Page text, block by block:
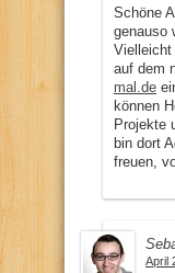
Schöne
genauso
Vielleicht
auf dem
mal.de
können
Projekte
bin dort
freuen,
April